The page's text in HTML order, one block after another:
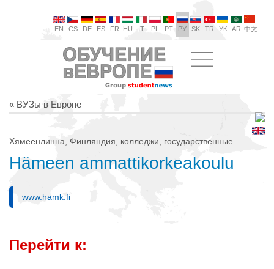
EN CS DE ES FR HU IT PL PT РУ SK TR УК AR 中文
« ВУЗы в Европе
Хямеенлинна, Финляндия, колледжи, государственные
Hämeen ammattikorkeakoulu
www.hamk.fi
Перейти к: